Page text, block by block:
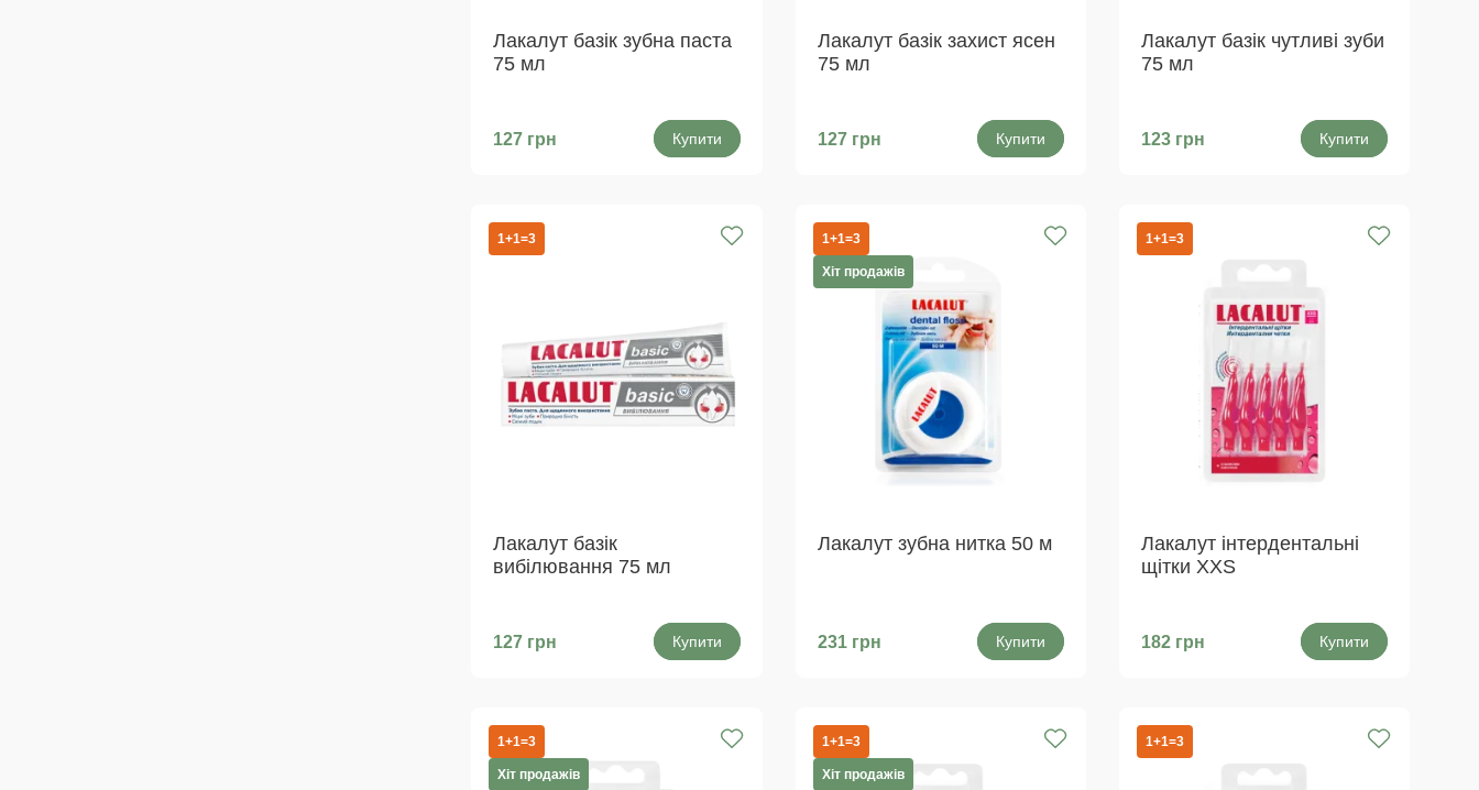
Лакалут базік зубна паста
75 мл
127 грн Купити
Лакалут базік захист ясен
75 мл
127 грн Купити
Лакалут базік чутливі зуби
75 мл
123 грн Купити
Лакалут базік
вибілювання 75 мл
1+1=3
127 грн Купити
Лакалут зубна нитка 50 м
1+1=3
Хіт продажів
231 грн Купити
Лакалут інтердентальні
щітки XXS
1+1=3
182 грн Купити
1+1=3
Хіт продажів
1+1=3
Хіт продажів
1+1=3